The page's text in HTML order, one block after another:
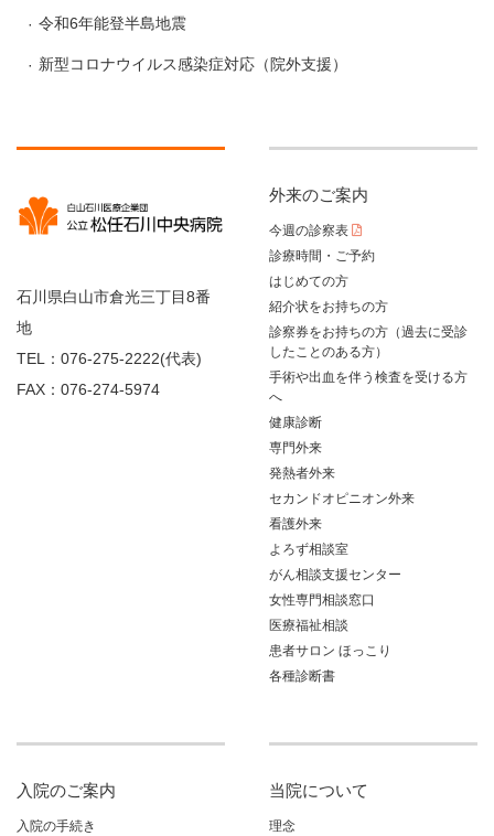
令和6年能登半島地震
新型コロナウイルス感染症対応（院外支援）
石川県白山市倉光三丁目8番
地
TEL：076-275-2222(代表)
FAX：076-274-5974
外来のご案内
今週の診察表
診療時間・ご予約
はじめての方
紹介状をお持ちの方
診察券をお持ちの方（過去に受診
したことのある方）
手術や出血を伴う検査を受ける方
へ
健康診断
専門外来
発熱者外来
セカンドオピニオン外来
看護外来
よろず相談室
がん相談支援センター
女性専門相談窓口
医療福祉相談
患者サロン ほっこり
各種診断書
入院のご案内
入院の手続き
当院について
理念